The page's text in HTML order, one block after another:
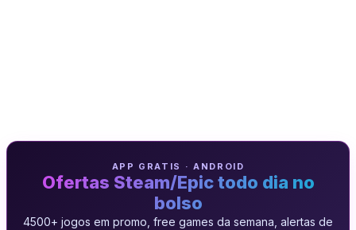
APP GRATIS · ANDROID
Ofertas Steam/Epic todo dia no
bolso
4500+ jogos em promo, free games da semana, alertas de